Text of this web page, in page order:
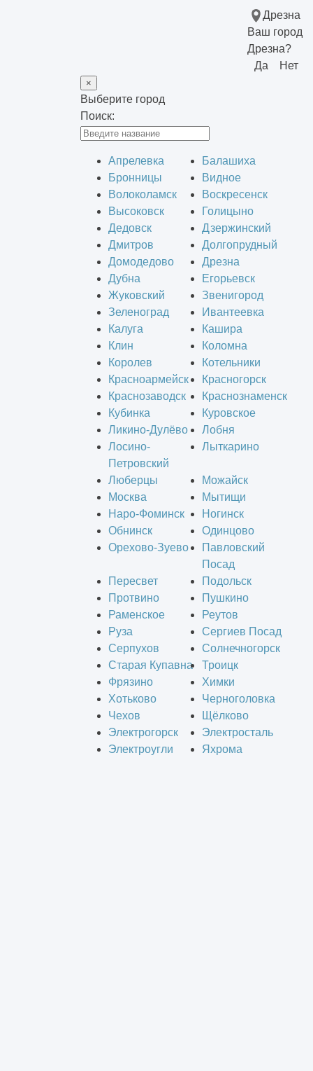
Дрезна
Ваш город
Дрезна?
Да
Нет
×
Выберите город
Поиск:
Апрелевка
Балашиха
Бронницы
Видное
Волоколамск
Воскресенск
Высоковск
Голицыно
Дедовск
Дзержинский
Дмитров
Долгопрудный
Домодедово
Дрезна
Дубна
Егорьевск
Жуковский
Звенигород
Зеленоград
Ивантеевка
Калуга
Кашира
Клин
Коломна
Королев
Котельники
Красноармейск
Красногорск
Краснозаводск
Краснознаменск
Кубинка
Куровское
Ликино-Дулёво
Лобня
Лосино-
Петровский
Лыткарино
Люберцы
Можайск
Москва
Мытищи
Наро-Фоминск
Ногинск
Обнинск
Одинцово
Орехово-Зуево
Павловский
Посад
Пересвет
Подольск
Протвино
Пушкино
Раменское
Реутов
Руза
Сергиев Посад
Серпухов
Солнечногорск
Старая Купавна
Троицк
Фрязино
Химки
Хотьково
Черноголовка
Чехов
Щёлково
Электрогорск
Электросталь
Электроугли
Яхрома